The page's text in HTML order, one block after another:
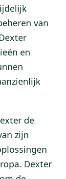
van
en
de
zijn
Dexter